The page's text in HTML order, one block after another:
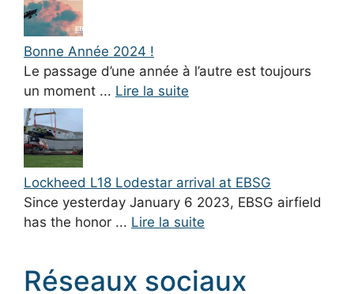
Bonne Année 2024 !
Le passage d’une année à l’autre est toujours
un moment ... Lire la suite
Lockheed L18 Lodestar arrival at EBSG
Since yesterday January 6 2023, EBSG airfield
has the honor ... Lire la suite
Réseaux sociaux